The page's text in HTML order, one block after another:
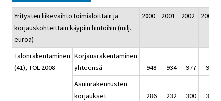
Yritysten liikevaihto toimialoittain ja
korjauskohteittain käypiin hintoihin (milj.
euroa)
2000 2001 2002 2003
Talonrakentaminen
(41), TOL 2008
Korjausrakentaminen
yhteensä
948 934 977
926
Asuinrakennusten
korjaukset
286 232 300
313